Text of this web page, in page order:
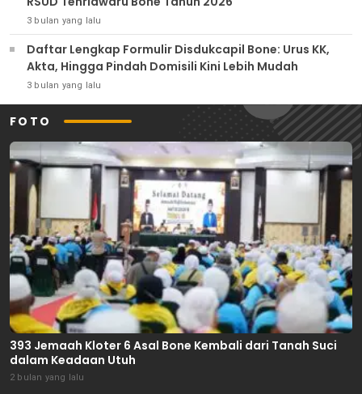
3 bulan yang lalu
Daftar Lengkap Formulir Disdukcapil Bone: Urus KK,
Akta, Hingga Pindah Domisili Kini Lebih Mudah
3 bulan yang lalu
FOTO
393 Jemaah Kloter 6 Asal Bone Kembali dari Tanah Suci
dalam Keadaan Utuh
2 bulan yang lalu